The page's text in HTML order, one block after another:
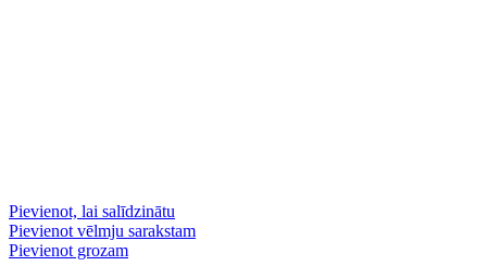
Pievienot, lai salīdzinātu
Pievienot vēlmju sarakstam
Pievienot grozam